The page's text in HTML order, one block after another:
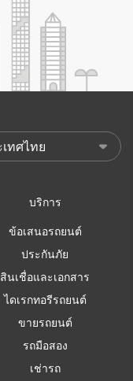
บริการ
ข้อเสนอรถยนต์
ประกันภัย
สินเชื่อและเอกสาร
ไดเรกทอรีรถยนต์
ขายรถยนต์
รถมือสอง
เช่ารถ